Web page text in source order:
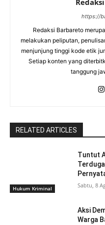
https://
Redaksi Barbareto
melakukan peliputan,
menjunjung tinggi kode etik
Setiap konten yang
tanggung
RELATED ARTICLES
Hukum Kriminal
Tuntut
Sabtu, 8
Aksi
Warga